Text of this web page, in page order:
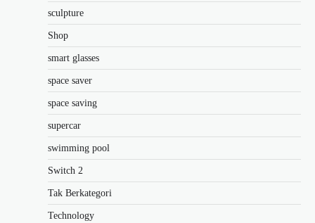
sculpture
Shop
smart glasses
space saver
space saving
supercar
swimming pool
Switch 2
Tak Berkategori
Technology